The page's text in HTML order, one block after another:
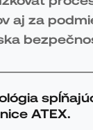
aj za
ATEX.